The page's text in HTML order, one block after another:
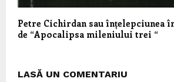
Petre Cichirdan sau înțelepciunea
de “Apocalipsa mileniului trei “
LASĂ UN COMENTARIU